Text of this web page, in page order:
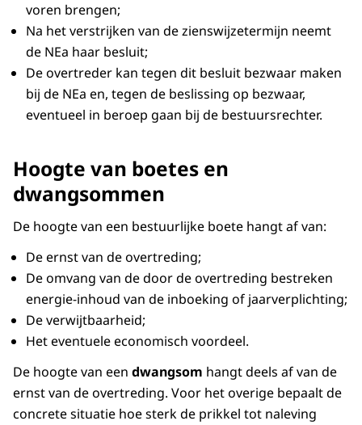
voren brengen;
Na het verstrijken van de zienswijzetermijn neemt
de NEa haar besluit;
De overtreder kan tegen dit besluit bezwaar maken
bij de NEa en, tegen de beslissing op bezwaar,
eventueel in beroep gaan bij de bestuursrechter.
Hoogte van boetes en
dwangsommen
De hoogte van een bestuurlijke boete hangt af van:
De ernst van de overtreding;
De omvang van de door de overtreding bestreken
energie-inhoud van de inboeking of jaarverplichting;
De verwijtbaarheid;
Het eventuele economisch voordeel.
De hoogte van een dwangsom hangt deels af van de
ernst van de overtreding. Voor het overige bepaalt de
concrete situatie hoe sterk de prikkel tot naleving